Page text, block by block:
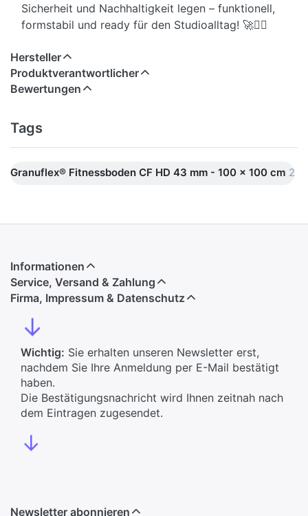
Sicherheit und Nachhaltigkeit legen – funktionell,
formstabil und ready für den Studioalltag! 🚀🏋️‍♂️
Hersteller
Produktverantwortlicher
Bewertungen
Tags
Granuflex® Fitnessboden CF HD 43 mm - 100 x 100 cm 2
Informationen
Service, Versand & Zahlung
Firma, Impressum & Datenschutz
↓
Wichtig: Sie erhalten unseren Newsletter erst,
nachdem Sie Ihre Anmeldung per E-Mail bestätigt
haben.
Die Bestätigungsnachricht wird Ihnen zeitnah nach
dem Eintragen zugesendet.
↓
Newsletter abonnieren